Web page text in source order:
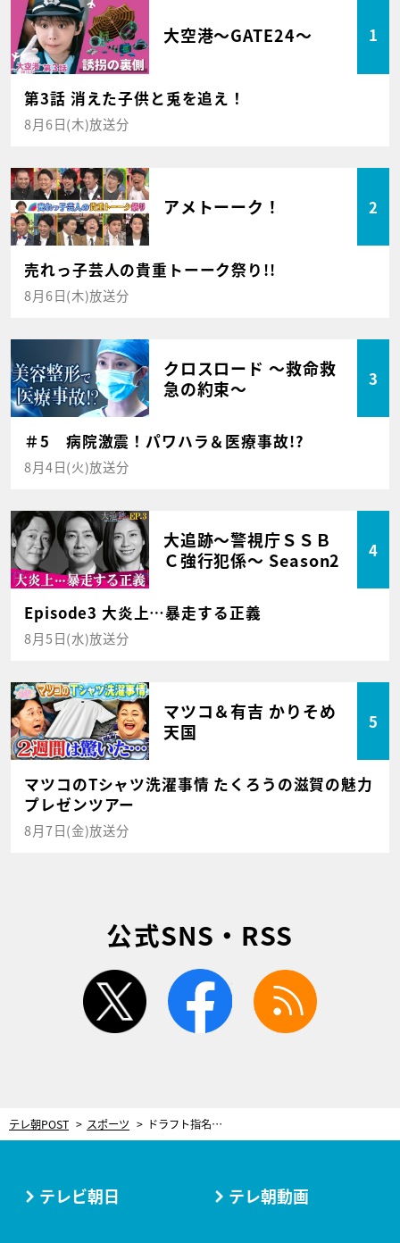
大空港～GATE24～ 1
第3話 消えた子供と兎を追え！
8月6日(木)放送分
アメトーーク！ 2
売れっ子芸人の貴重トーーク祭り!!
8月6日(木)放送分
クロスロード ～救命救
急の約束～
3
＃5 病院激震！パワハラ＆医療事故!?
8月4日(火)放送分
大追跡～警視庁ＳＳＢ
Ｃ強行犯係～ Season2
4
Episode3 大炎上…暴走する正義
8月5日(水)放送分
マツコ＆有吉 かりそめ
天国
5
マツコのTシャツ洗濯事情 たくろうの滋賀の魅力
プレゼンツアー
8月7日(金)放送分
公式SNS・RSS
twitter facebook
テレ朝POST スポーツ ドラフト指名されると翌朝は…銀行員ラッシュ！元ロッテ・里崎智也の母が目撃した衝撃光景
テレビ朝日 テレ朝動画